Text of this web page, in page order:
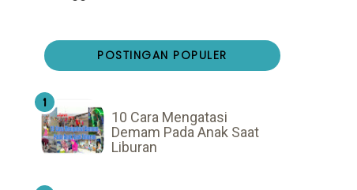
POSTINGAN POPULER
10 Cara Mengatasi
Demam Pada Anak Saat
Liburan